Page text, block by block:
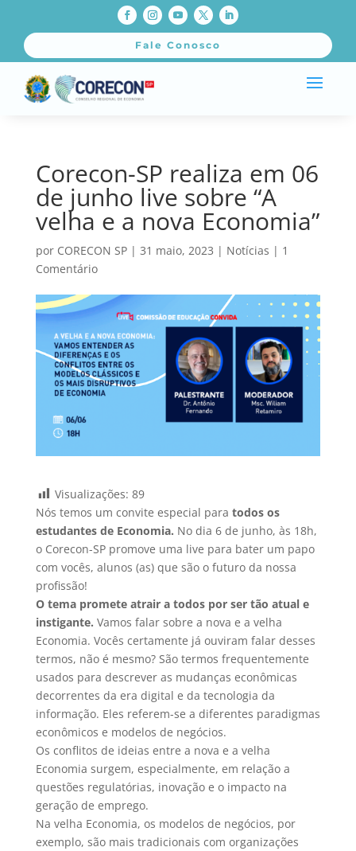
Fale Conosco
Corecon-SP realiza em 06
de junho live sobre “A
velha e a nova Economia”
por CORECON SP| 31 maio, 2023 | Notícias | 1
Comentário
Visualizações: 89
Nós temos um convite especial para todos os
estudantes de Economia. No dia 6 de junho, às 18h,
o Corecon-SP promove uma live para bater um papo
com vocês, alunos (as) que são o futuro da nossa
profissão!
O tema promete atrair a todos por ser tão atual e
instigante. Vamos falar sobre a nova e a velha
Economia. Vocês certamente já ouviram falar desses
termos, não é mesmo? São termos frequentemente
usados para descrever as mudanças econômicas
decorrentes da era digital e da tecnologia da
informação. Eles referem-se a diferentes paradigmas
econômicos e modelos de negócios.
Os conflitos de ideias entre a nova e a velha
Economia surgem, especialmente, em relação a
questões regulatórias, inovação e o impacto na
geração de emprego.
Na velha Economia, os modelos de negócios, por
exemplo, são mais tradicionais com organizações